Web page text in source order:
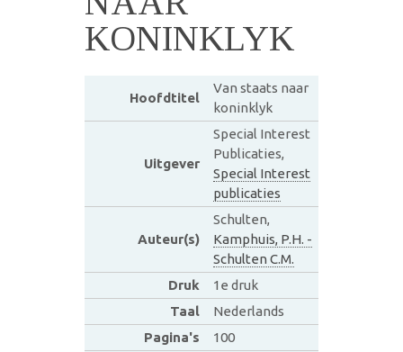
KONINKLYK
Hoofdtitel
Van staats naar
koninklyk
Uitgever
Special Interest
Publicaties,
Special Interest
publicaties
Auteur(s)
Schulten,
Kamphuis, P.H. -
Schulten C.M.
Druk
1e druk
Taal
Nederlands
Pagina's
100